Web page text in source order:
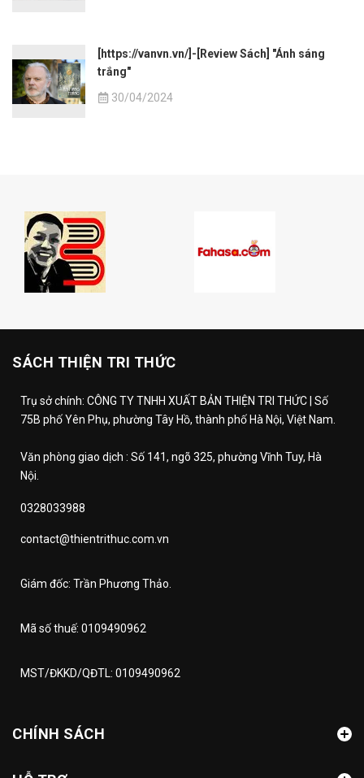
[https://vanvn.vn/]-[Review Sách] "Ánh sáng
trắng"
30/04/2024
SÁCH THIỆN TRI THỨC
Trụ sở chính: CÔNG TY TNHH XUẤT BẢN THIỆN TRI THỨC | Số
75B phố Yên Phụ, phường Tây Hồ, thành phố Hà Nội, Việt Nam.
Văn phòng giao dịch : Số 141, ngõ 325, phường Vĩnh Tuy, Hà
Nội.
0328033988
contact@thientrithuc.com.vn
Giám đốc: Trần Phương Thảo.
Mã số thuế: 0109490962
MST/ĐKKD/QĐTL: 0109490962
CHÍNH SÁCH